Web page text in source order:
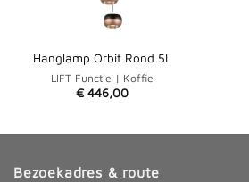
Hanglamp Orbit Rond 5L
LIFT Functie | Koffie
€ 446,00
Bezoekadres & route